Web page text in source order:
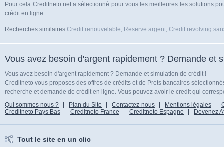
Pour cela Creditneto.net a sélectionné pour vous les meilleures les solutions
crédit en ligne.
Recherches similaires Credit renouvelable, Reserve argent, Credit revolving
Vous avez besoin d'argent rapidement ? Demande et
Vous avez besoin d'argent rapidement ? Demande et simulation de crédit !
Creditneto vous proposes des offres de crédits et de Prets bancaires
recherche et demande de crédit en ligne. Vous pouvez avoir le credit qui
Qui sommes nous ?
Plan du Site Contactez-nous Mentions légales
Creditneto Pays Bas
Creditneto France Creditneto Espagne Devenez
Tout le site en un clic